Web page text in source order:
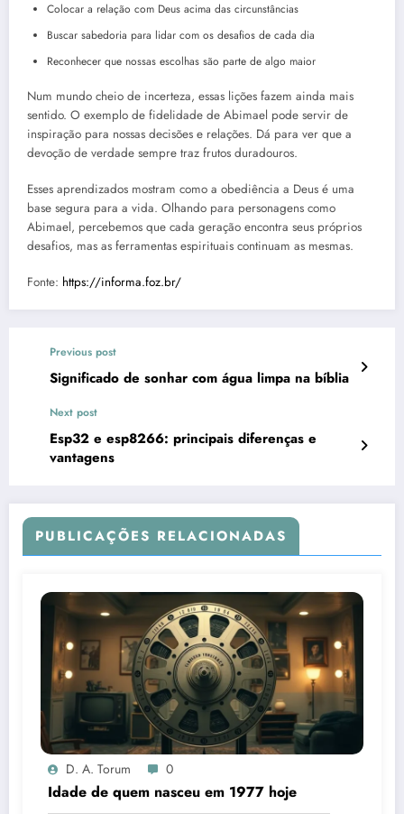
Colocar a relação com Deus acima das circunstâncias
Buscar sabedoria para lidar com os desafios de cada dia
Reconhecer que nossas escolhas são parte de algo maior
Num mundo cheio de incerteza, essas lições fazem ainda mais
sentido. O exemplo de fidelidade de Abimael pode servir de
inspiração para nossas decisões e relações. Dá para ver que a
devoção de verdade sempre traz frutos duradouros.
Esses aprendizados mostram como a obediência a Deus é uma
base segura para a vida. Olhando para personagens como
Abimael, percebemos que cada geração encontra seus próprios
desafios, mas as ferramentas espirituais continuam as mesmas.
Fonte: https://informa.foz.br/
Previous post
Significado de sonhar com água limpa na bíblia
Next post
Esp32 e esp8266: principais diferenças e
vantagens
PUBLICAÇÕES RELACIONADAS
D. A. Torum 0
Idade de quem nasceu em 1977 hoje